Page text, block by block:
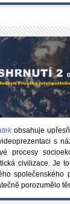
obsahuje
s
procesy
civilizace. Je
společenského
porozumělo